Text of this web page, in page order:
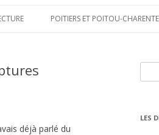
au POITIERS ET POITOU-
déjà parlé du
LES